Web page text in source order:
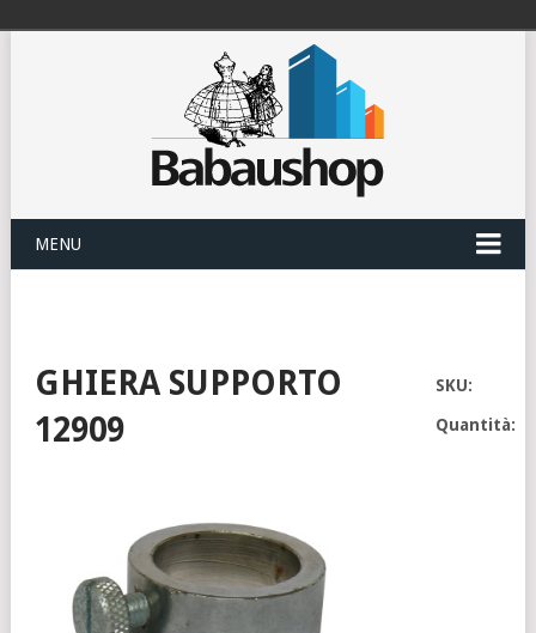
MENU
GHIERA SUPPORTO
12909
SKU:
Quantità: